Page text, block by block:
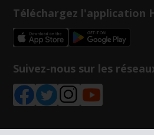
Téléchargez l'application
Suivez-nous sur les